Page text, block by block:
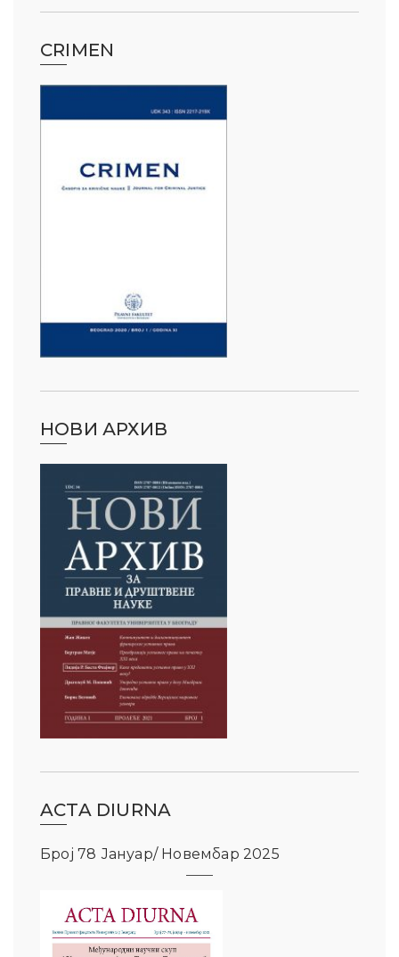
CRIMEN
НОВИ АРХИВ
ACTA DIURNA
Број 78 Јануар/ Новембар 2025